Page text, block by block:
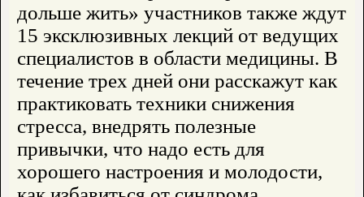
дольше жить» участников также ждут
15 эксклюзивных лекций от ведущих
специалистов в области медицины. В
течение трех дней они расскажут как
практиковать техники снижения
стресса, внедрять полезные
привычки, что надо есть для
хорошего настроения и молодости,